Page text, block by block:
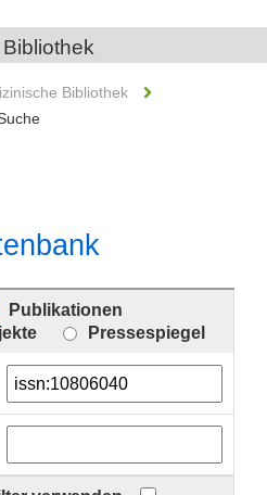
Bibliothek
Publikationen
Pressespiegel